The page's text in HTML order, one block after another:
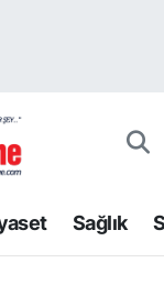
Sağlık